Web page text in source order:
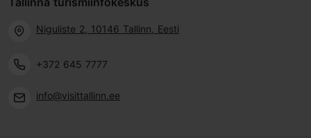
Niguliste 2, 10146 Tallinn, Eesti
+372 645 7777
info@visittallinn.ee